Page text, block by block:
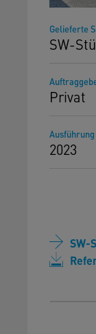
Gelieferte
SW-
Privat
Ausführung
2023
SW-